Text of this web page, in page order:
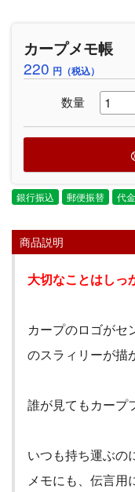
カープメモ帳
220 円（税込）
数量
銀行振込 郵便振替 代
商品説明
大切なことはしっ
カープのロゴがセ
のスラィリーが描
誰が見てもカープ
いつも持ち運ぶの
メモにも、伝言用